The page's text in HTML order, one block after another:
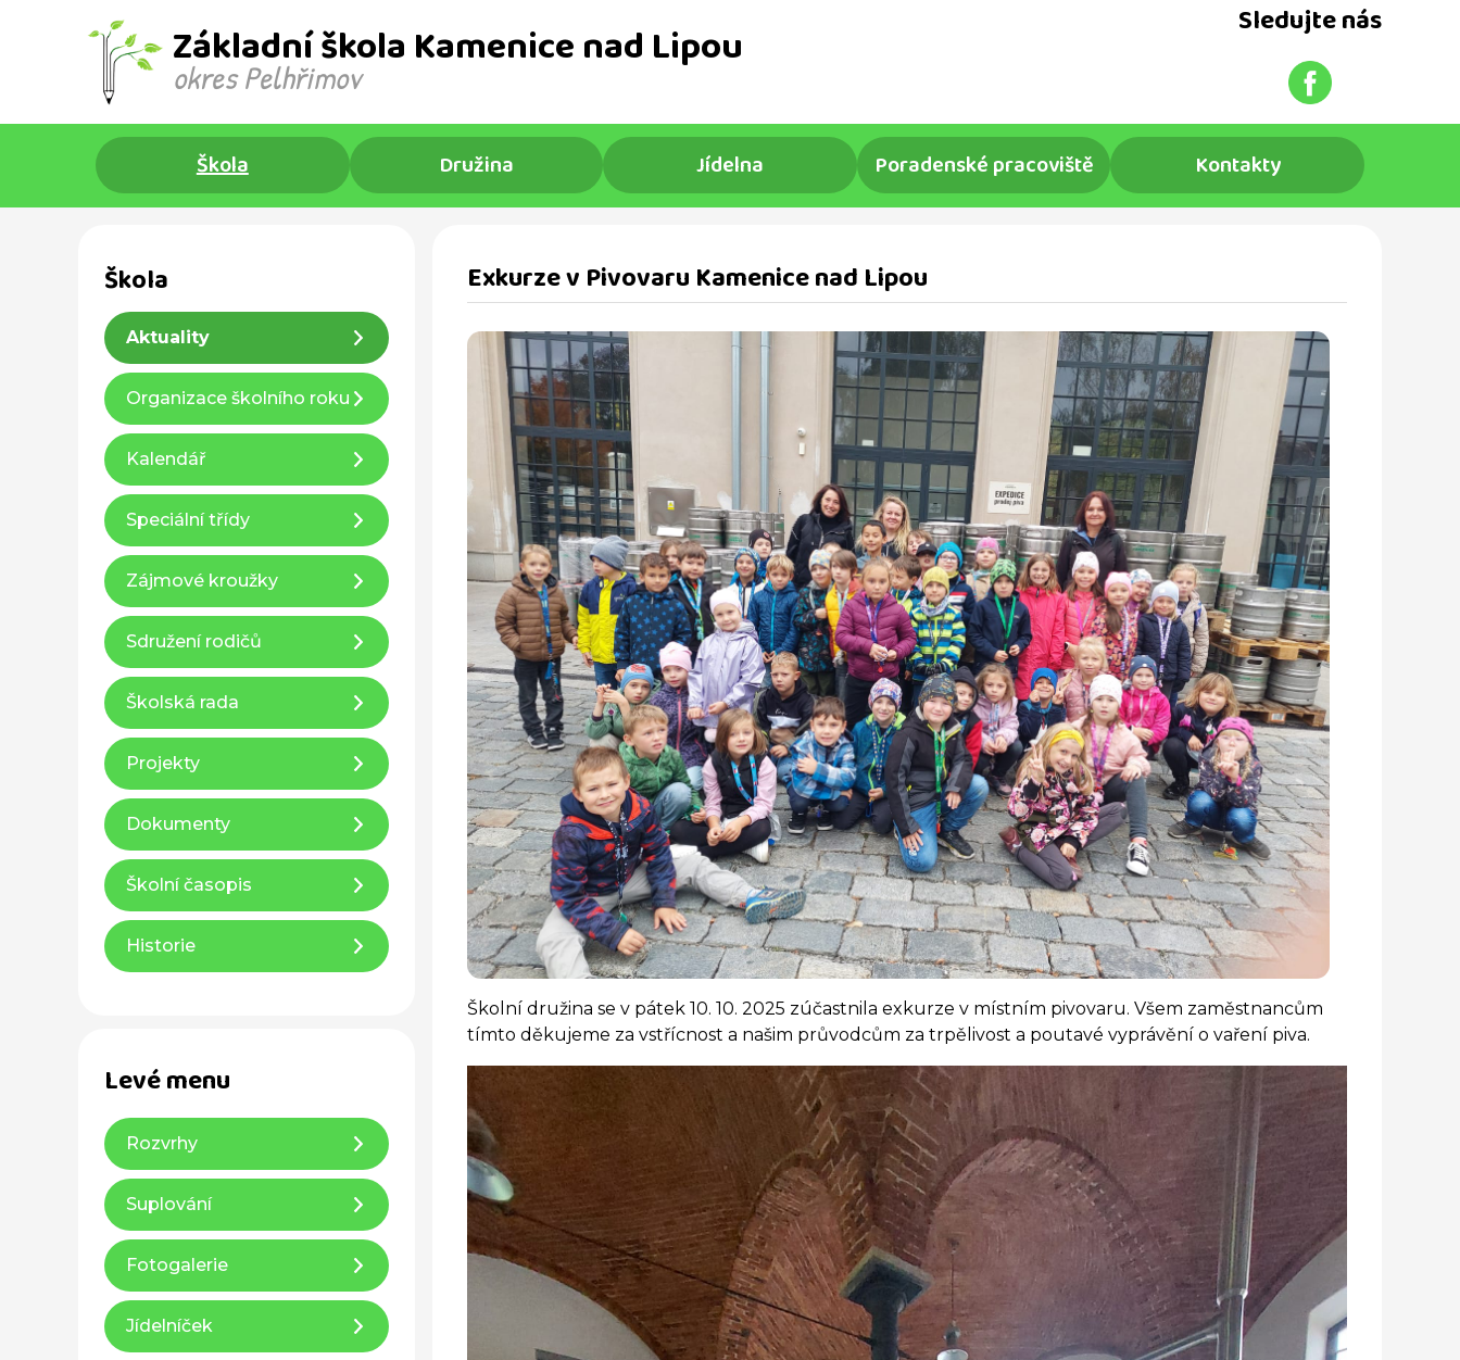
Základní škola Kamenice nad Lipou
okres Pelhřimov ​
Sledujte nás
Škola Družina Jídelna Poradenské pracoviště Kontakty
Exkurze v Pivovaru Kamenice nad Lipou
Školní družina se v pátek 10. 10. 2025 zúčastnila exkurze v místním pivovaru. Všem zaměstnancům
tímto děkujeme za vstřícnost a našim průvodcům za trpělivost a poutavé vyprávění o vaření piva.
Škola
Aktuality
Organizace školního roku
Kalendář
Speciální třídy
Zájmové kroužky
Sdružení rodičů
Školská rada
Projekty
Dokumenty
Školní časopis
Historie
Levé menu
Rozvrhy
Suplování
Fotogalerie
Jídelníček